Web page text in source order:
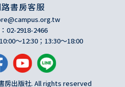
書房客服
02-2918-2466
～12:30；13:30～18:00
房出版社. All rights reserved